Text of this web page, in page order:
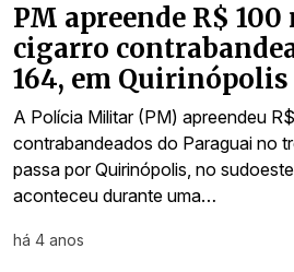
PM apreende R$
cigarro
164, em Quirinópolis
A Polícia Militar (PM) apreendeu
contrabandeados do Paraguai no
passa por Quirinópolis, no
aconteceu durante uma…
há 4 anos